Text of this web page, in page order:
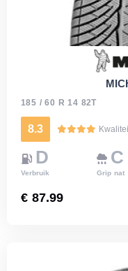
185 / 60 R 14 82T
8.3
D
Verbruik
C
Grip nat
€ 87.99